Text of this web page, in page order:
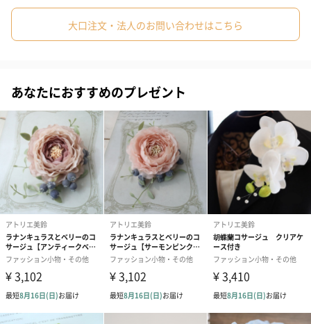
万能なアクセサリーとしての魅力
アクセサリー。アーティフィシャルフラワーのため、長持ちし、
何度でも美しい状態でお使いいただけます。
特別なギフトとして
誕生日や入園・卒園、入学・卒業式など、人生の大切な節目を祝
うギフトとして、ピンク胡蝶蘭と桜のコサージュは最適です。ク
リアケース付きで、大切な人への贈り物として、春の訪れと共に
温かい気持ちを伝えましょう。アトリエ美鈴がお届けする、心を
込めた手作りの美しさを、あなたの大切な瞬間に。
大口注文・法人のお問い合わせはこちら
あなたにおすすめのプレゼント